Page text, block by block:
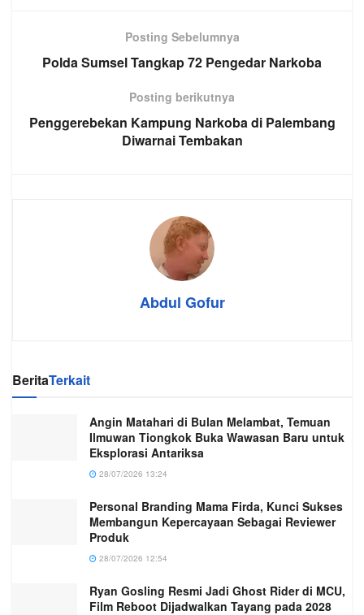
Posting Sebelumnya
Polda Sumsel Tangkap 72 Pengedar Narkoba
Posting berikutnya
Penggerebekan Kampung Narkoba di Palembang
Diwarnai Tembakan
Abdul Gofur
BeritaTerkait
Angin Matahari di Bulan Melambat, Temuan
Ilmuwan Tiongkok Buka Wawasan Baru untuk
Eksplorasi Antariksa
28/07/2026 13:24
Personal Branding Mama Firda, Kunci Sukses
Membangun Kepercayaan Sebagai Reviewer
Produk
28/07/2026 12:54
Ryan Gosling Resmi Jadi Ghost Rider di MCU,
Film Reboot Dijadwalkan Tayang pada 2028